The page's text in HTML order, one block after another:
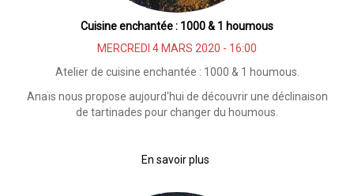
Cuisine enchantée : 1000 & 1 houmous
MERCREDI 4 MARS 2020 - 16:00
Atelier de cuisine enchantée : 1000 & 1 houmous.
Anaïs nous propose aujourd'hui de découvrir une déclinaison
de tartinades pour changer du houmous.
En savoir plus